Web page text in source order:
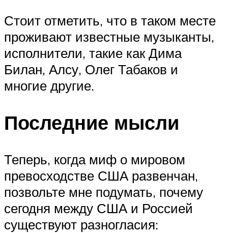
Стоит отметить, что в таком месте
проживают известные музыканты,
исполнители, такие как Дима
Билан, Алсу, Олег Табаков и
многие другие.
Последние мысли
Теперь, когда миф о мировом
превосходстве США развенчан,
позвольте мне подумать, почему
сегодня между США и Россией
существуют разногласия: